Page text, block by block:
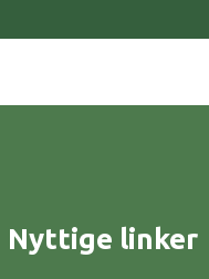
Nyttige linker